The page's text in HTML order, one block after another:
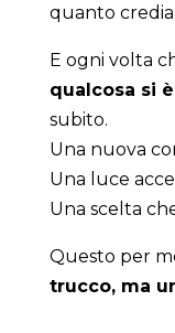
quanto
E ogni volta
qualcosa si
subito.
Una nuova
Una luce
Una scelta
Questo per
trucco, ma